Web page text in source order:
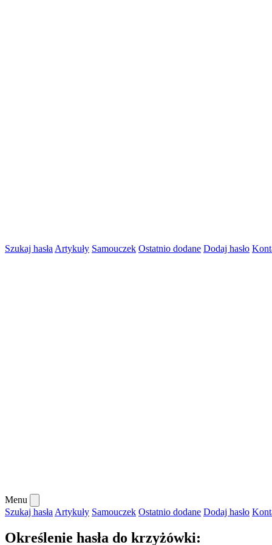
Szukaj hasła Artykuły Samouczek Ostatnio dodane Dodaj hasło
Menu
Szukaj hasła Artykuły Samouczek Ostatnio dodane Dodaj hasło
Określenie hasła do krzyżówki: